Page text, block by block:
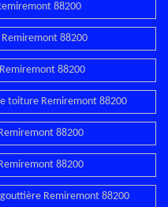
88200
88200
88200
toiture Remiremont 88200
88200
88200
Remiremont 88200